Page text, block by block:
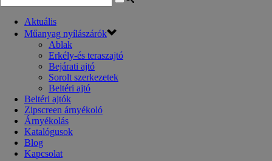
Aktuális
Műanyag nyílászárók
Ablak
Erkély-és teraszajtó
Bejárati ajtó
Sorolt szerkezetek
Beltéri ajtó
Beltéri ajtók
Zipscreen árnyékoló
Árnyékolás
Katalógusok
Blog
Kapcsolat